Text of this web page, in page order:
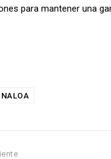
para mantener una